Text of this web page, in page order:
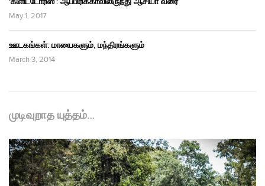
May 1, 2017
ஊடகங்கள்: மாயைகளும், மந்திரங்களும்
March 3, 2014
முடிவுறாத யுத்தம்…